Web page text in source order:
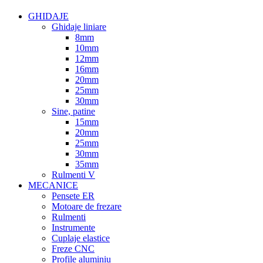
GHIDAJE
Ghidaje liniare
8mm
10mm
12mm
16mm
20mm
25mm
30mm
Sine, patine
15mm
20mm
25mm
30mm
35mm
Rulmenti V
MECANICE
Pensete ER
Motoare de frezare
Rulmenti
Instrumente
Cuplaje elastice
Freze CNC
Profile aluminiu